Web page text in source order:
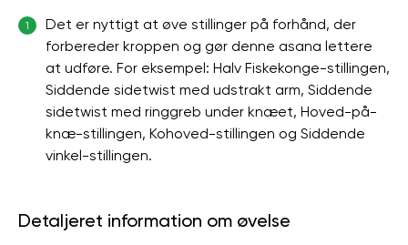
1
Det er nyttigt at øve stillinger på forhånd, der
forbereder kroppen og gør denne asana lettere
at udføre. For eksempel: Halv Fiskekonge-stillingen,
Siddende sidetwist med udstrakt arm, Siddende
sidetwist med ringgreb under knæet, Hoved-på-
knæ-stillingen, Kohoved-stillingen og Siddende
vinkel-stillingen.
Detaljeret information om øvelse